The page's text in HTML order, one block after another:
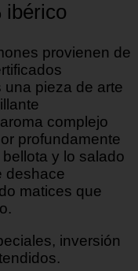
ibérico
provienen de
una pieza de arte
complejo
profundamente
y lo salado
deshace
matices que
inversión